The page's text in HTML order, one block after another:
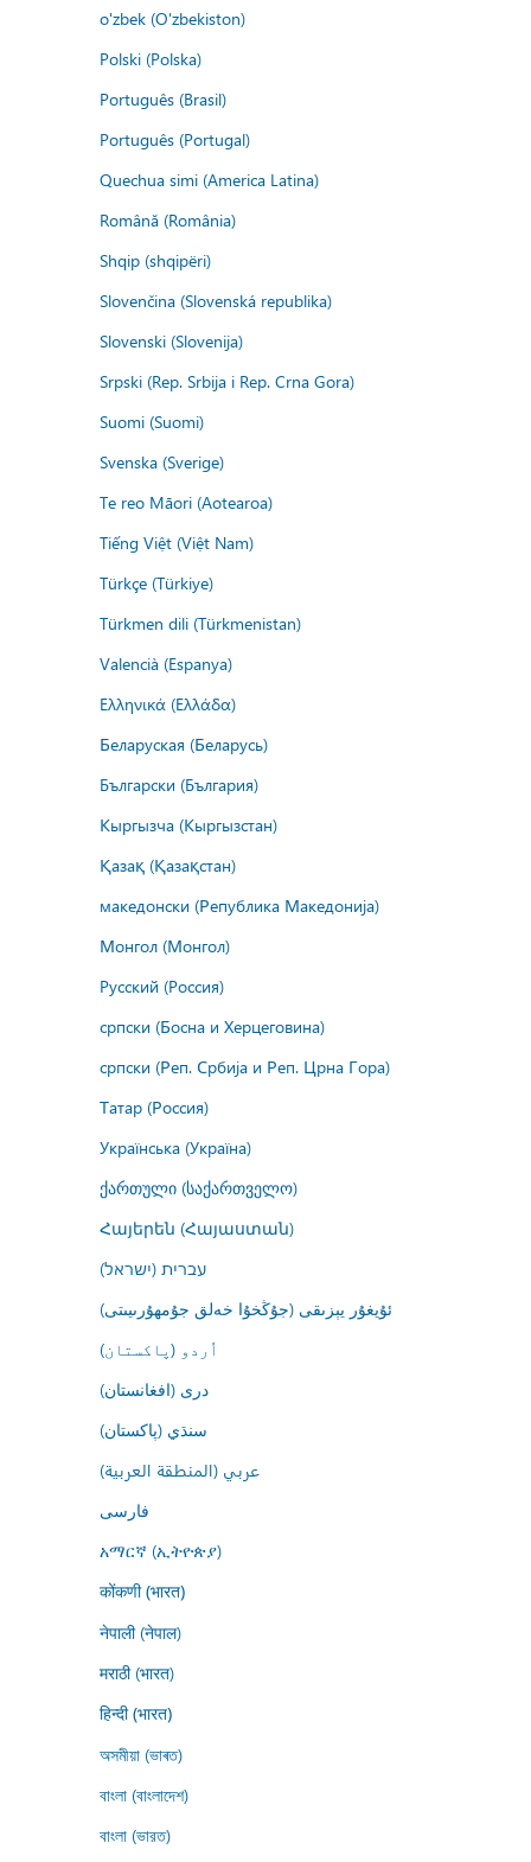
o'zbek (O'zbekiston)
Polski (Polska)
Português (Brasil)
Português (Portugal)
Quechua simi (America Latina)
Română (România)
Shqip (shqipëri)
Slovenčina (Slovenská republika)
Slovenski (Slovenija)
Srpski (Rep. Srbija i Rep. Crna Gora)
Suomi (Suomi)
Svenska (Sverige)
Te reo Māori (Aotearoa)
Tiếng Việt (Việt Nam)
Türkçe (Türkiye)
Türkmen dili (Türkmenistan)
Valencià (Espanya)
Ελληνικά (Ελλάδα)
Беларуская (Беларусь)
Български (България)
Кыргызча (Кыргызстан)
Қазақ (Қазақстан)
македонски (Република Македонија)
Монгол (Монгол)
Русский (Россия)
српски (Босна и Херцеговина)
српски (Реп. Србија и Реп. Црна Гора)
Татар (Россия)
Українська (Україна)
ქართული (საქართველო)
Հայերեն (Հայաստան)
עברית (ישראל)
ئۇيغۇر يېزىقى (جۇڭخۇا خەلق جۇمھۇرىيىتى)
اُردو (پاکستان)
درى (افغانستان)
سنڌي (پاکستان)
عربي (المنطقة العربية)
فارسى
አማርኛ (ኢትዮጵያ)
कोंकणी (भारत)
नेपाली (नेपाल)
मराठी (भारत)
हिन्दी (भारत)
অসমীয়া (ভাৰত)
বাংলা (বাংলাদেশ)
বাংলা (ভারত)